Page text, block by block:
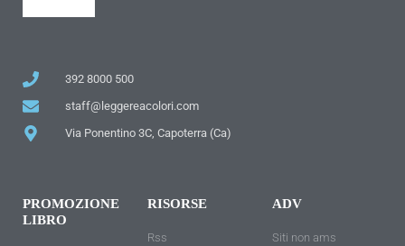
392 8000 500
staff@leggereacolori.com
Via Ponentino 3C, Capoterra (Ca)
PROMOZIONE
LIBRO
RISORSE
Rss
ADV
Siti non ams